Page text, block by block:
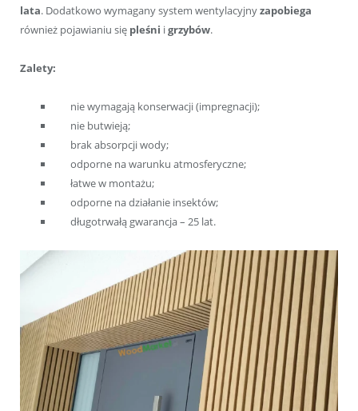
lata. Dodatkowo wymagany system wentylacyjnyzapobiega
również pojawianiu się pleśni igrzybów.
Zalety:
nie wymagają konserwacji (impregnacji);
nie butwieją;
brak absorpcji wody;
odporne na warunku atmosferyczne;
łatwe w montażu;
odporne na działanie insektów;
długotrwałą gwarancja – 25 lat.